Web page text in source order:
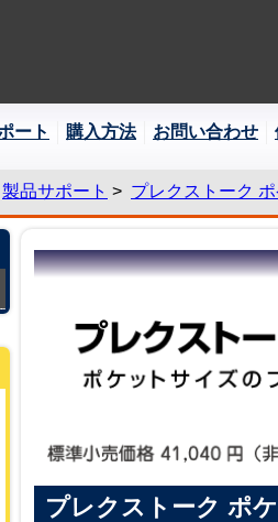
ート 購入方法 お問い合わせ
製品サポート > プレクストーク
プレクストーク ポ